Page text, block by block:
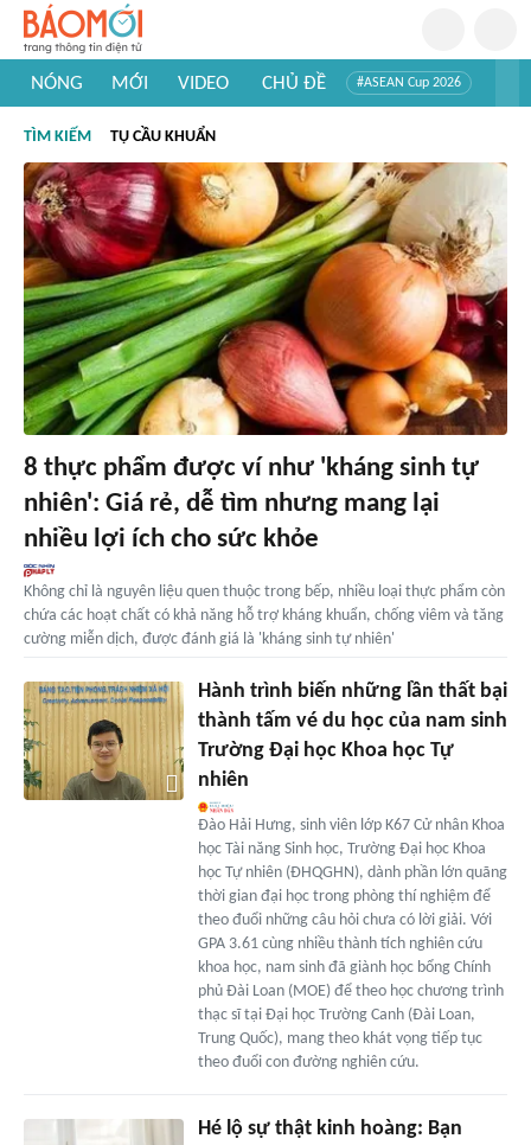
NÓNG MỚI VIDEO CHỦ ĐỀ #ASEAN Cup 2026
#Khám phá thế giới
TÌM KIẾM TỤ CẦU KHUẨN
8 thực phẩm được ví như 'kháng sinh tự
nhiên': Giá rẻ, dễ tìm nhưng mang lại
nhiều lợi ích cho sức khỏe
Không chỉ là nguyên liệu quen thuộc trong bếp, nhiều loại thực phẩm còn
chứa các hoạt chất có khả năng hỗ trợ kháng khuẩn, chống viêm và tăng
cường miễn dịch, được đánh giá là 'kháng sinh tự nhiên'
Hành trình biến những lần thất bại
thành tấm vé du học của nam sinh
Trường Đại học Khoa học Tự
nhiên
Đào Hải Hưng, sinh viên lớp K67 Cử nhân Khoa
học Tài năng Sinh học, Trường Đại học Khoa
học Tự nhiên (ĐHQGHN), dành phần lớn quãng
thời gian đại học trong phòng thí nghiệm để
theo đuổi những câu hỏi chưa có lời giải. Với
GPA 3.61 cùng nhiều thành tích nghiên cứu
khoa học, nam sinh đã giành học bổng Chính
phủ Đài Loan (MOE) để theo học chương trình
thạc sĩ tại Đại học Trường Canh (Đài Loan,
Trung Quốc), mang theo khát vọng tiếp tục
theo đuổi con đường nghiên cứu.
Hé lộ sự thật kinh hoàng: Bạn